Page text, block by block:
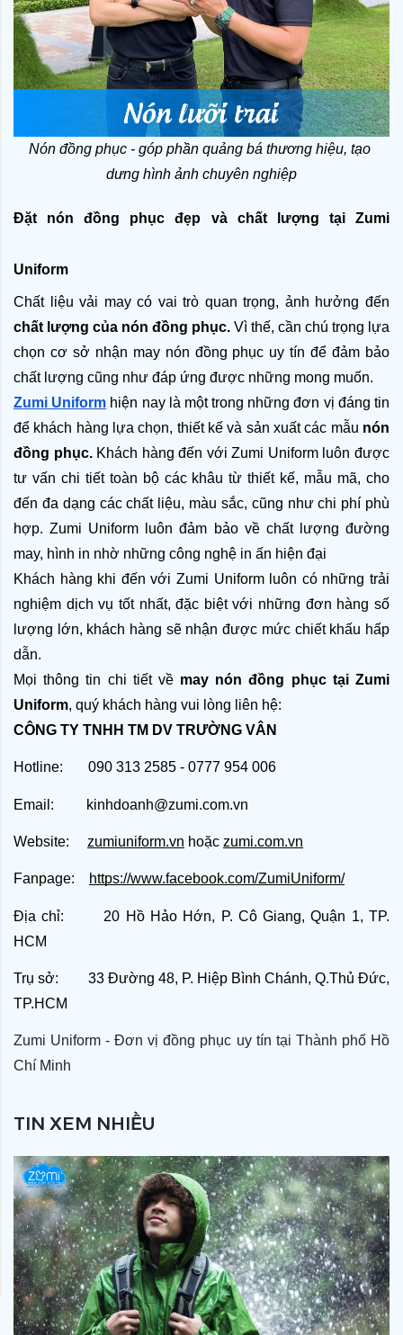
TIN XEM NHIỀU
Nón đồng phục - góp phần quảng bá thương hiệu, tạo
dưng hình ảnh chuyên nghiệp
Đặt nón đồng phục đẹp và chất lượng tại Zumi
Uniform
chất lượng của nón đồng phục. Vì thế, cần chú trọng lựa
chọn cơ sở nhận may nón đồng phục uy tín để đảm bảo
chất lượng cũng như đáp ứng được những mong muốn.
Zumi Uniform hiện nay là một trong những đơn vị đáng tin
để khách hàng lựa chọn, thiết kế và sản xuất các mẫu nón
đồng phục. Khách hàng đến với Zumi Uniform luôn được
tư vấn chi tiết toàn bộ các khâu từ thiết kế, mẫu mã, cho
đến đa dạng các chất liệu, màu sắc, cũng như chi phí phù
hợp. Zumi Uniform luôn đảm bảo về chất lượng đường
may, hình in nhờ những công nghệ in ấn hiện đại
Khách hàng khi đến với Zumi Uniform luôn có những trải
nghiệm dịch vụ tốt nhất, đặc biệt với những đơn hàng số
lượng lớn, khách hàng sẽ nhận được mức chiết khấu hấp
dẫn.
Mọi thông tin chi tiết về may nón đồng phục tại Zumi
Uniform, quý khách hàng vui lòng liên hệ:
CÔNG TY TNHH TM DV TRƯỜNG VÂN
Hotline: 090 313 2585 - 0777 954 006
Email: kinhdoanh@zumi.com.vn
Website: zumiuniform.vn hoặc zumi.com.vn
Fanpage: https://www.facebook.com/ZumiUniform/
Địa chỉ: 20 Hồ Hảo Hớn, P. Cô Giang, Quận 1, TP.
HCM
Trụ sở: 33 Đường 48, P. Hiệp Bình Chánh, Q.Thủ Đức,
TP.HCM
Zumi Uniform - Đơn vị đồng phục uy tín tại Thành phố Hồ
Chí Minh